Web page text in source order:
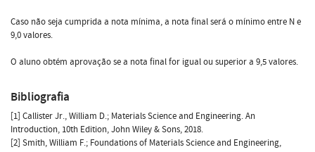
Caso não seja cumprida a nota mínima, a nota final será o mínimo entre N e
9,0 valores.
O aluno obtém aprovação se a nota final for igual ou superior a 9,5 valores.
Bibliografia
[1] Callister Jr., William D.; Materials Science and Engineering. An
Introduction, 10th Edition, John Wiley & Sons, 2018.
[2] Smith, William F.; Foundations of Materials Science and Engineering,